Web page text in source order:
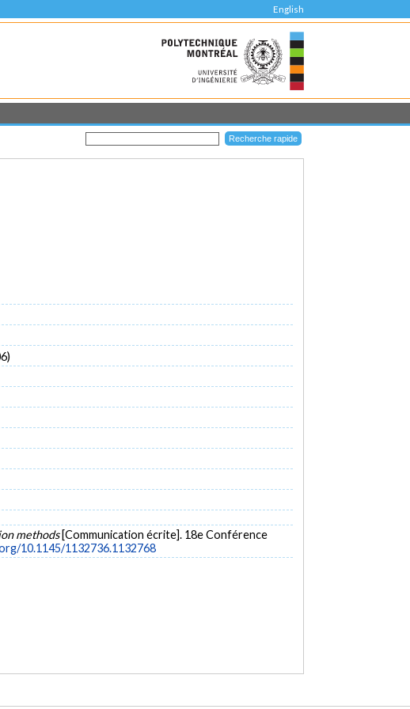
English
methods [Communication écrite]. 18e Conférence
10.1145/1132736.1132768